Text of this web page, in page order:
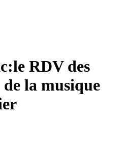
RDV des
la musique